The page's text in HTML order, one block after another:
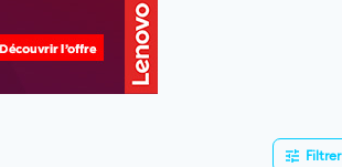
Filtrer